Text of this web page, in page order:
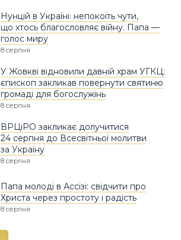
Нунцій в Україні: непокоїть чути,
що хтось благословляє війну. Папа —
голос миру
8 серпня
У Жовкві відновили давній храм УГКЦ:
єпископ закликав повернути святиню
громаді для богослужінь
8 серпня
ВРЦіРО закликає долучитися
24 серпня до Всесвітньої молитви
за Україну
8 серпня
Папа молоді в Ассізі: свідчити про
Христа через простоту і радість
8 серпня